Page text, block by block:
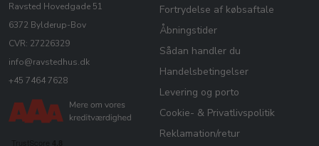
Ravsted Hovedgade 51
6372 Bylderup-Bov
CVR: 27226329
info@ravstedhus.dk
+45 7464 7628
Fortrydelse af købsaftale
Åbningstider
Sådan handler du
Handelsbetingelser
Levering og porto
Cookie- & Privatlivspolitik
Reklamation/retur